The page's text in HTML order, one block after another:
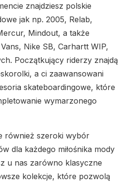
znajdziesz polskie
jak np. 2005, Relab,
Mindout, a także
Nike SB, Carhartt WIP,
Początkujący riderzy znajdą
a ci zaawansowani
skateboardingowe, które
wymarzonego
również szeroki wybór
dla każdego miłośnika mody
u nas zarówno klasyczne
kolekcje, które pozwolą